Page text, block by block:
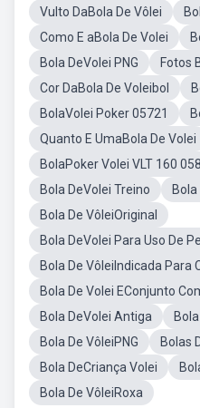
Vulto DaBola De Vôlei
Como E aBola De Volei
Bola DeVolei PNG
Fotos
Cor DaBola De Voleibol
BolaVolei Poker 05721
Quanto E UmaBola De Volei
BolaPoker Volei VLT 160
Bola DeVolei Treino
Bola
Bola De VôleiOriginal
Bola DeVolei Para Uso De
Bola De VôleiIndicada Para
Bola De Volei EConjunto
Bola DeVolei Antiga
Bola De VôleiPNG
Bolas
Bola DeCriança Volei
Bola De VôleiRoxa